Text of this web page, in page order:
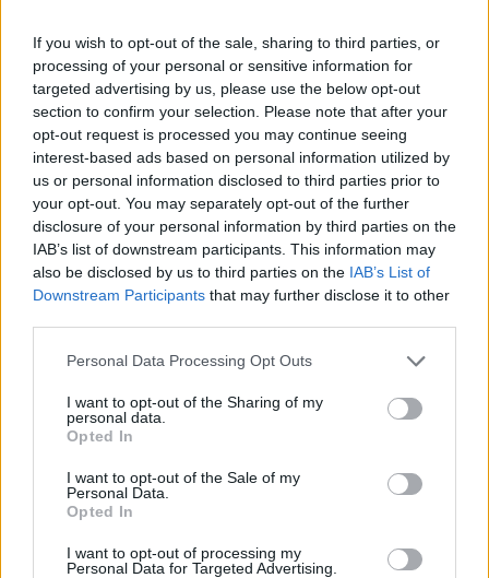
If you wish to opt-out of the sale, sharing to third parties, or
processing of your personal or sensitive information for
targeted advertising by us, please use the below opt-out
section to confirm your selection. Please note that after your
opt-out request is processed you may continue seeing
interest-based ads based on personal information utilized by
us or personal information disclosed to third parties prior to
your opt-out. You may separately opt-out of the further
disclosure of your personal information by third parties on the
IAB’s list of downstream participants. This information may
also be disclosed by us to third parties on the IAB’s List of
Downstream Participants that may further disclose it to other
Please note that this website/app uses one or more Google
not limited to your visit or usage behaviour. You may click to
grant or deny consent to Google and its third-party tags to
use your data for below specified purposes in below Google
consent section.
Personal Data Processing Opt Outs
I want to opt-out of the Sharing of my
personal data.
Opted In
I want to opt-out of the Sale of my
Personal Data.
Opted In
I want to opt-out of processing my
Personal Data for Targeted Advertising.
Η κάθετη αντίθεση του συλλόγου γονέων και κηδεμόνων,